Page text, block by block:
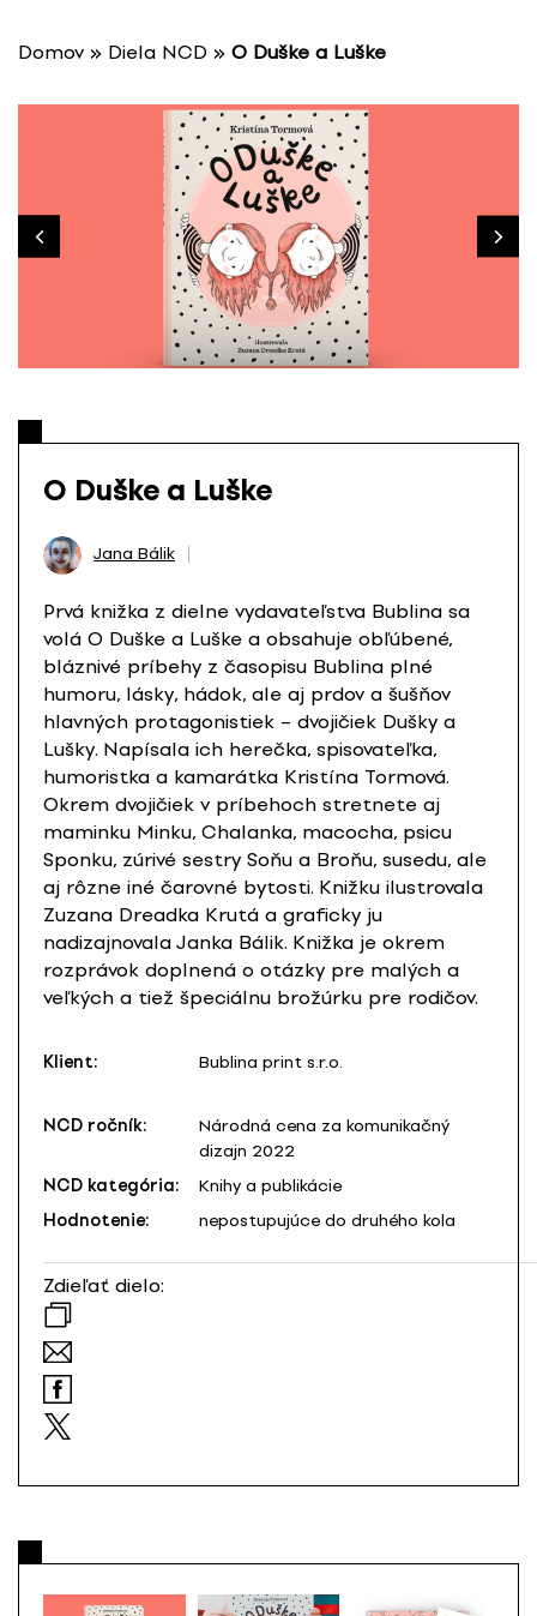
Domov » Diela NCD » O Duške a Luške
O Duške a Luške
Jana Bálik
Prvá knižka z dielne vydavateľstva Bublina sa
volá O Duške a Luške a obsahuje obľúbené,
bláznivé príbehy z časopisu Bublina plné
humoru, lásky, hádok, ale aj prdov a šušňov
hlavných protagonistiek – dvojičiek Dušky a
Lušky. Napísala ich herečka, spisovateľka,
humoristka a kamarátka Kristína Tormová.
Okrem dvojičiek v príbehoch stretnete aj
maminku Minku, Chalanka, macocha, psicu
Sponku, zúrivé sestry Soňu a Broňu, susedu, ale
aj rôzne iné čarovné bytosti. Knižku ilustrovala
Zuzana Dreadka Krutá a graficky ju
nadizajnovala Janka Bálik. Knižka je okrem
rozprávok doplnená o otázky pre malých a
veľkých a tiež špeciálnu brožúrku pre rodičov.
Klient: Bublina print s.r.o.
NCD ročník:
Národná cena za komunikačný
dizajn 2022
NCD kategória:
Knihy a publikácie
Hodnotenie:
nepostupujúce do druhého kola
Zdieľať dielo: